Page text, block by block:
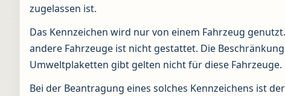
zugelassen ist.
Das Kennzeichen wird nur von einem Fahrzeug
andere Fahrzeuge ist nicht gestattet. Die
Umweltplaketten gibt gelten nicht für diese Fahrzeuge.
Bei der Beantragung eines solches Kennzeichens ist